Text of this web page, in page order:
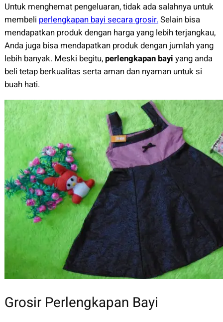
Untuk menghemat pengeluaran, tidak ada salahnya untuk
membeli perlengkapan bayi secara grosir.Selain bisa
mendapatkan produk dengan harga yang lebih terjangkau,
Anda juga bisa mendapatkan produk dengan jumlah yang
lebih banyak. Meski begitu,perlengkapan bayi yang anda
beli tetap berkualitas serta aman dan nyaman untuk si
buah hati.
Grosir Perlengkapan Bayi